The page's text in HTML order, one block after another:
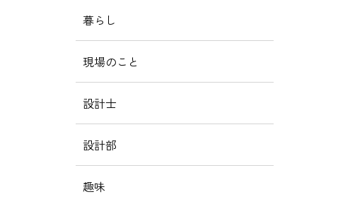
暮らし
現場のこと
設計士
設計部
趣味